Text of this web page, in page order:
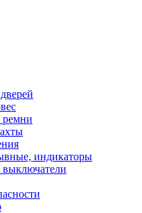
ремни
индикаторы
выключатели